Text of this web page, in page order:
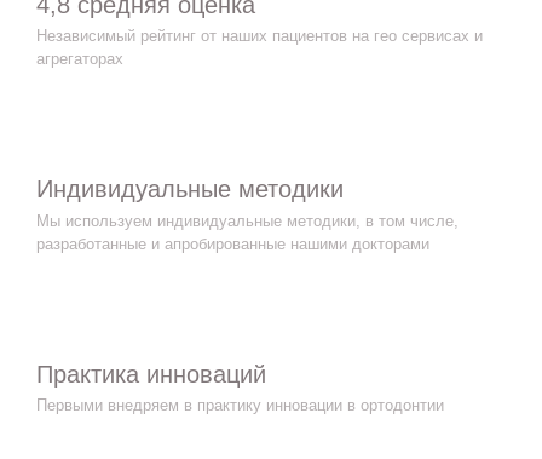
Независимый рейтинг от наших пациентов на гео сервисах и
агрегаторах
Индивидуальные методики
Мы используем индивидуальные методики, в том числе,
разработанные и апробированные нашими докторами
Практика инноваций
Первыми внедряем в практику инновации в ортодонтии